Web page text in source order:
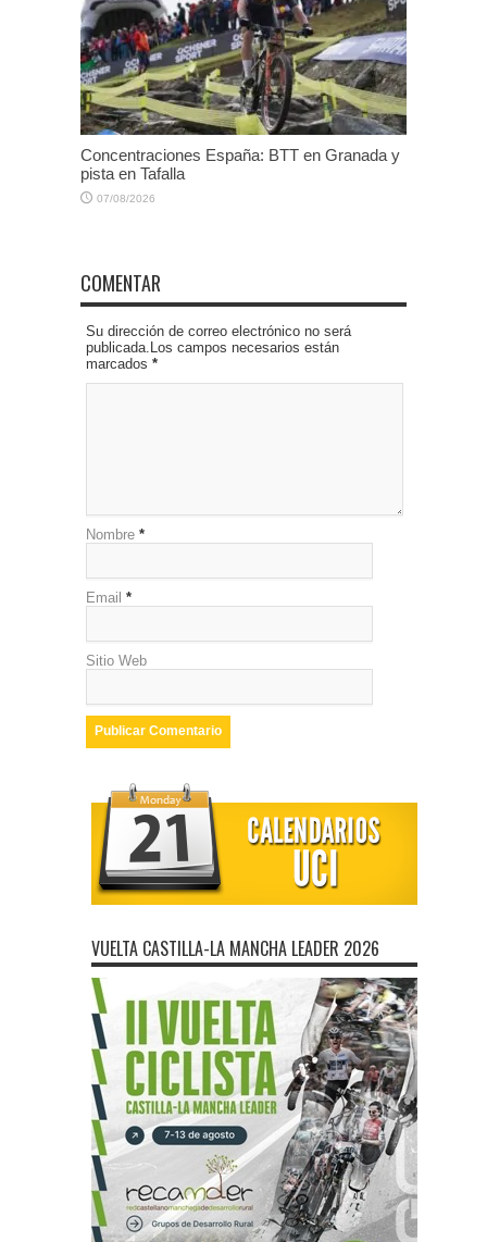
Concentraciones España: BTT en Granada y
pista en Tafalla
07/08/2026
COMENTAR
Su dirección de correo electrónico no será
publicada.Los campos necesarios están
marcados *
Nombre *
Email *
Sitio Web
VUELTA CASTILLA-LA MANCHA LEADER 2026